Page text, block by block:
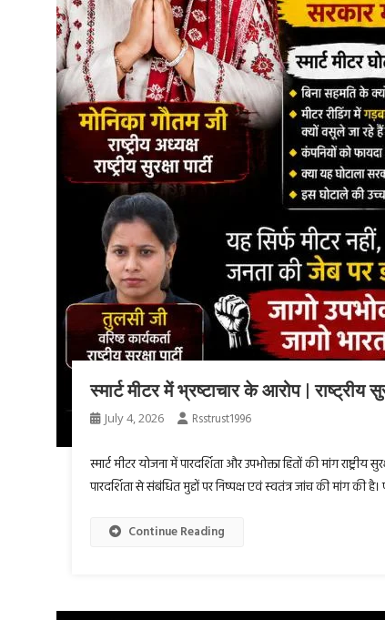
स्मार्ट मीटर में भ्रष्टाचार के आरोप | राष्ट्रीय
July 4, 2026 Rsstrust1996
स्मार्ट मीटर योजना में पारदर्शिता और उपभोक्ता हितों की मांग
पारदर्शिता से संबंधित मुद्दों पर निष्पक्ष एवं स्वतंत्र जांच की मांग
Continue Reading